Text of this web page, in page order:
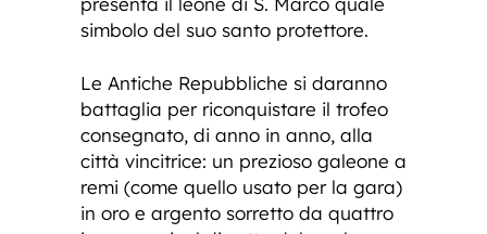
simbolo del suo santo protettore.
Le Antiche Repubbliche si daranno
battaglia per riconquistare il trofeo
consegnato, di anno in anno, alla
città vincitrice: un prezioso galeone a
remi (come quello usato per la gara)
in oro e argento sorretto da quattro